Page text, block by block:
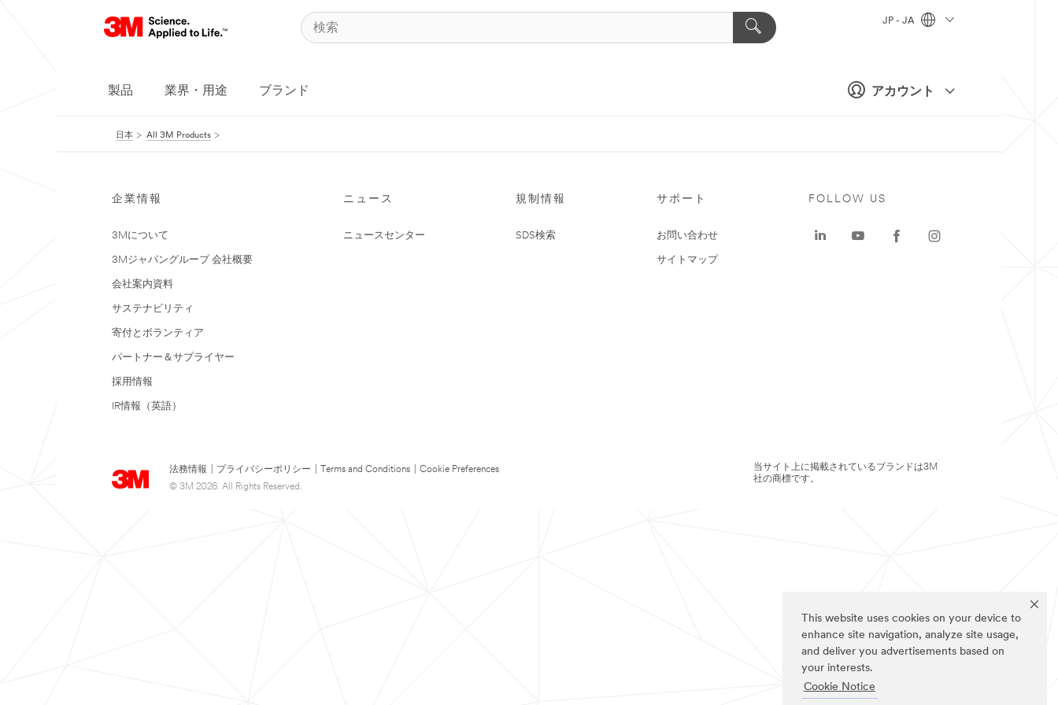
This website uses cookies on your device to
enhance site navigation, analyze site usage,
and deliver you advertisements based on
your interests.
Cookie Notice
アカウント
JP - JA
製品 業界・用途 ブランド
日本 All 3M Products
企業情報
3Mについて
3Mジャパングループ 会社概要
会社案内資料
サステナビリティ
寄付とボランティア
パートナー＆サプライヤー
採用情報
IR情報（英語）
ニュース
ニュースセンター
規制情報
SDS検索
サポート
お問い合わせ
サイトマップ
法務情報 プライバシーポリシー Terms and Conditions
Cookie Preferences
© 3M 2026. All Rights Reserved.
FOLLOW US
当サイト上に掲載されているブランドは3M
社の商標です。